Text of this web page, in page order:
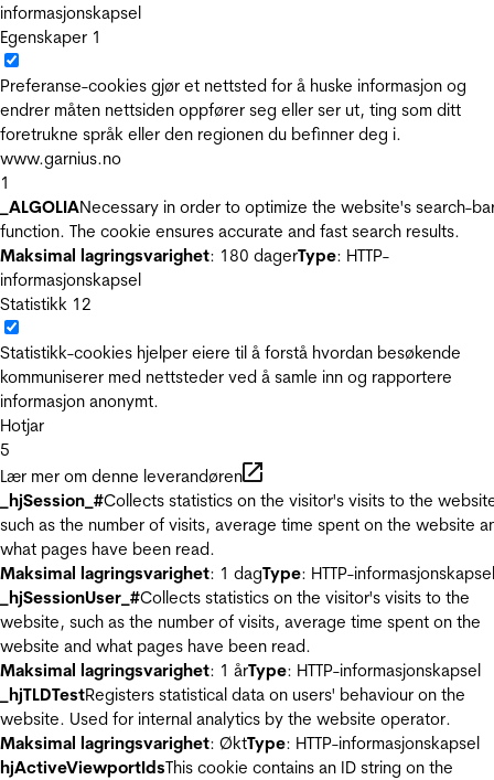
informasjonskapsel
Egenskaper 1
Preferanse-cookies gjør et nettsted for å huske informasjon og
endrer måten nettsiden oppfører seg eller ser ut, ting som ditt
foretrukne språk eller den regionen du befinner deg i.
www.garnius.no
1
_ALGOLIANecessary in order to optimize the website's search-
function. The cookie ensures accurate and fast search results.
Maksimal lagringsvarighet: 180 dagerType: HTTP-
informasjonskapsel
Statistikk 12
Statistikk-cookies hjelper eiere til å forstå hvordan besøkende
kommuniserer med nettsteder ved å samle inn og rapportere
informasjon anonymt.
Hotjar
5
Lær mer om denne leverandøren
_hjSession_#Collects statistics on the visitor's visits to the
such as the number of visits, average time spent on the website
what pages have been read.
Maksimal lagringsvarighet: 1 dagType: HTTP-informasjonskapsel
_hjSessionUser_#Collects statistics on the visitor's visits to the
website, such as the number of visits, average time spent on the
website and what pages have been read.
Maksimal lagringsvarighet: 1 årType: HTTP-informasjonskapsel
_hjTLDTestRegisters statistical data on users' behaviour on the
website. Used for internal analytics by the website operator.
Maksimal lagringsvarighet: ØktType: HTTP-informasjonskapsel
hjActiveViewportIdsThis cookie contains an ID string on the